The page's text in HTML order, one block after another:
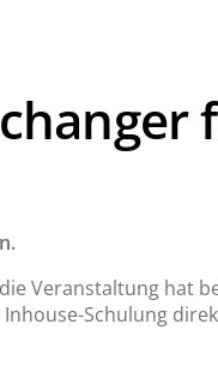
Veranstaltung hat
Schulung